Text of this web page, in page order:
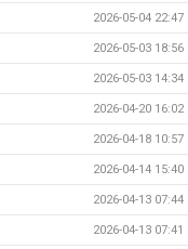
2026-05-04 22:47
2026-05-03 18:56
2026-05-03 14:34
2026-04-20 16:02
2026-04-18 10:57
2026-04-14 15:40
2026-04-13 07:44
2026-04-13 07:41